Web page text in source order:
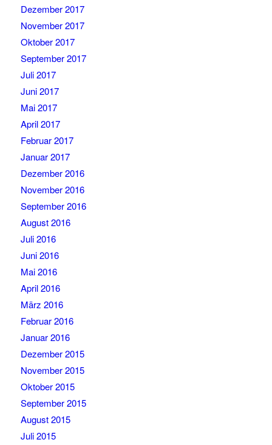
Dezember 2017
November 2017
Oktober 2017
September 2017
Juli 2017
Juni 2017
Mai 2017
April 2017
Februar 2017
Januar 2017
Dezember 2016
November 2016
September 2016
August 2016
Juli 2016
Juni 2016
Mai 2016
April 2016
März 2016
Februar 2016
Januar 2016
Dezember 2015
November 2015
Oktober 2015
September 2015
August 2015
Juli 2015